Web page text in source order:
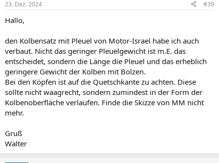
23. Dez. 2024 #39
Hallo,
den Kolbensatz mit Pleuel von Motor-Israel habe ich auch
verbaut. Nicht das geringer Pleuelgewicht ist m.E. das
entscheidet, sondern die Länge die Pleuel und das erheblich
geringere Gewicht der Kolben mit Bolzen.
Bei den Köpfen ist auf die Quetschkante zu achten. Diese
sollte nicht waagrecht, sondern zumindest in der Form der
Kolbenoberfläche verlaufen. Finde die Skizze von MM nicht
mehr.
Gruß
Walter